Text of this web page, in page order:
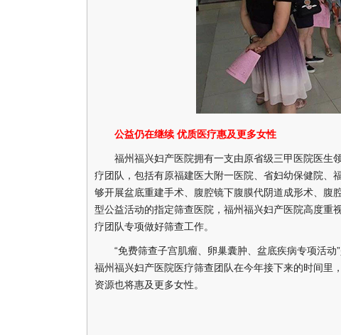
公益仍在继续 优质医疗惠及更多女性
福州福兴妇产医院拥有一支由原省级三甲医院医生
疗团队，包括有原福建医大附一医院、省妇幼保健院、
够开展盆底重建手术、腹腔镜下腹膜代阴道成形术、腹
型公益活动的指定筛查医院，福州福兴妇产医院高度重
疗团队专项做好筛查工作。
“免费筛查子宫肌瘤、卵巢囊肿、盆底疾病专项活动”
福州福兴妇产医院医疗筛查团队在今年接下来的时间里
资源也将惠及更多女性。